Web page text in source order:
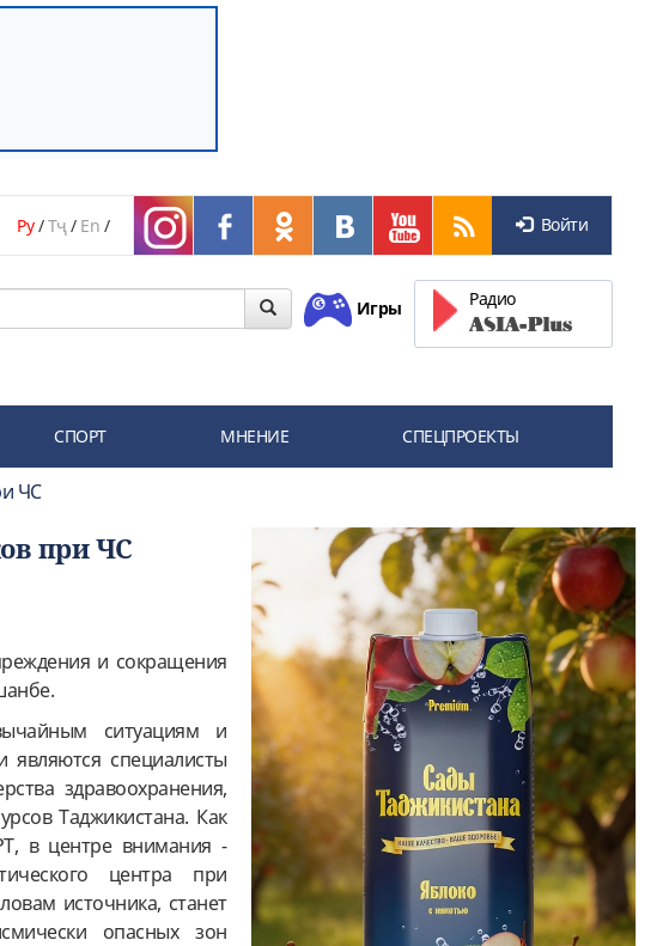
Ру/Тҷ/ En / Войти
Игры Радио
СПОРТ МНЕНИЕ СПЕЦПРОЕКТЫ
ЧС
при ЧС
и сокращения
ситуациям и
являются специалисты
здравоохранения,
Таджикистана. Как
в центре внимания -
центра при
источника, станет
опасных зон